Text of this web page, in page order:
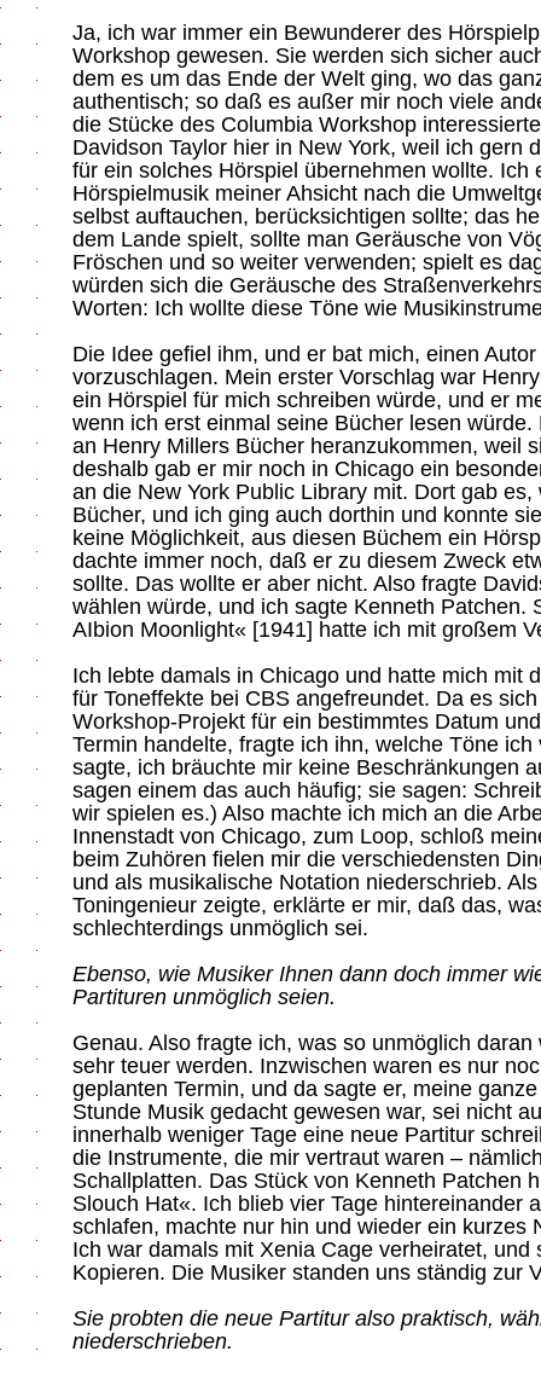
Ja, ich war immer ein Bewunderer des
Workshop gewesen. Sie werden sich sicher
dem es um das Ende der Welt ging, wo das
authentisch; so daß es außer mir noch viele
die Stücke des Columbia Workshop
Davidson Taylor hier in New York, weil ich gern
für ein solches Hörspiel übernehmen wollte. Ich
Hörspielmusik meiner Ahsicht nach die
selbst auftauchen, berücksichtigen sollte; das
dem Lande spielt, sollte man Geräusche von
Fröschen und so weiter verwenden; spielt es
würden sich die Geräusche des
Worten: Ich wollte diese Töne wie
Die Idee gefiel ihm, und er bat mich, einen
vorzuschlagen. Mein erster Vorschlag war
ein Hörspiel für mich schreiben würde, und er
wenn ich erst einmal seine Bücher lesen
an Henry Millers Bücher heranzukommen, weil
deshalb gab er mir noch in Chicago ein
an die New York Public Library mit. Dort gab
Bücher, und ich ging auch dorthin und konnte
keine Möglichkeit, aus diesen Büchem ein
dachte immer noch, daß er zu diesem Zweck
sollte. Das wollte er aber nicht. Also fragte
wählen würde, und ich sagte Kenneth Patchen.
AIbion Moonlight« [1941] hatte ich mit großem
Ich lebte damals in Chicago und hatte mich mit
für Toneffekte bei CBS angefreundet. Da es
Workshop-Projekt für ein bestimmtes Datum
Termin handelte, fragte ich ihn, welche Töne
sagte, ich bräuchte mir keine Beschränkungen
sagen einem das auch häufig; sie sagen:
wir spielen es.) Also machte ich mich an die
Innenstadt von Chicago, zum Loop, schloß
beim Zuhören fielen mir die verschiedensten
und als musikalische Notation niederschrieb.
Toningenieur zeigte, erklärte er mir, daß das,
schlechterdings unmöglich sei.
Ebenso, wie Musiker Ihnen dann doch immer
Partituren unmöglich seien.
Genau. Also fragte ich, was so unmöglich
sehr teuer werden. Inzwischen waren es nur
geplanten Termin, und da sagte er, meine
Stunde Musik gedacht gewesen war, sei nicht
innerhalb weniger Tage eine neue Partitur
die Instrumente, die mir vertraut waren –
Schallplatten. Das Stück von Kenneth Patchen
Slouch Hat«. Ich blieb vier Tage hintereinander
schlafen, machte nur hin und wieder ein kurzes
Ich war damals mit Xenia Cage verheiratet, und
Kopieren. Die Musiker standen uns ständig zur
Sie probten die neue Partitur also praktisch,
niederschrieben.